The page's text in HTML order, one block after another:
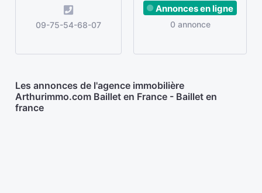
09-75-54-68-07
Annonces en ligne
0 annonce
Les annonces de l'agence immobilière
Arthurimmo.com Baillet en France - Baillet en
france